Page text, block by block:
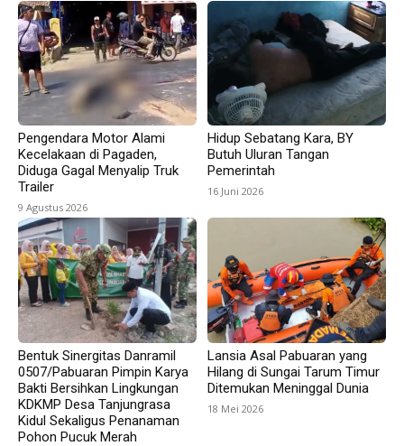
Pengendara Motor Alami
Kecelakaan di Pagaden,
Diduga Gagal Menyalip Truk
Trailer
9 Agustus 2026
Hidup Sebatang Kara, BY
Butuh Uluran Tangan
Pemerintah
16 Juni 2026
Bentuk Sinergitas Danramil
0507/Pabuaran Pimpin Karya
Bakti Bersihkan Lingkungan
KDKMP Desa Tanjungrasa
Kidul Sekaligus Penanaman
Pohon Pucuk Merah
Lansia Asal Pabuaran yang
Hilang di Sungai Tarum Timur
Ditemukan Meninggal Dunia
18 Mei 2026